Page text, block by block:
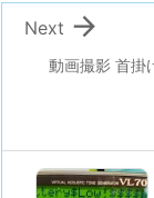
動画撮影 首掛

Next